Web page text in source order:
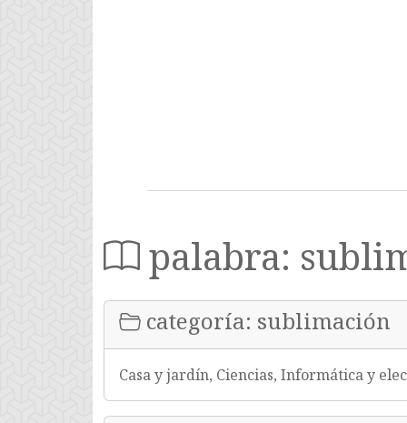
palabra:
categoría: sublimación
Casa y jardín, Ciencias, Informática y